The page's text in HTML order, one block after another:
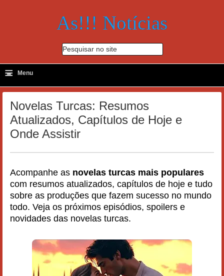
As!!! Notícias
Pesquisar no site
-
≡ Menu
Novelas Turcas: Resumos
Atualizados, Capítulos de Hoje e
Onde Assistir
Acompanhe as novelas turcas mais populares
com resumos atualizados, capítulos de hoje e tudo
sobre as produções que fazem sucesso no mundo
todo. Veja os próximos episódios, spoilers e
novidades das novelas turcas.